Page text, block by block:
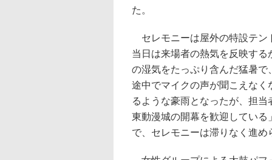
た。
セレモニーは屋外の特設テン
当日は来場者の熱気を反映する
の湿気をたっぷり含んだ猛暑で
途中でマイクの声が聞こえなく
るような豪雨となったが、担
東動漫城の開幕を歓迎している
で、セレモニーは滞りなく進め